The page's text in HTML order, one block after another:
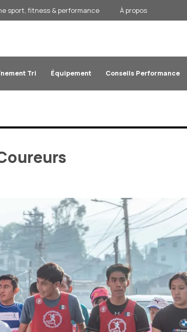
sport, fitness & performance À propos
Tri Équipement Conseils Performance